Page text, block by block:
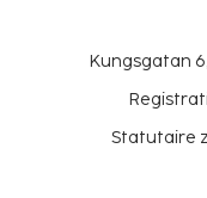
Kungsgatan
Statutaire